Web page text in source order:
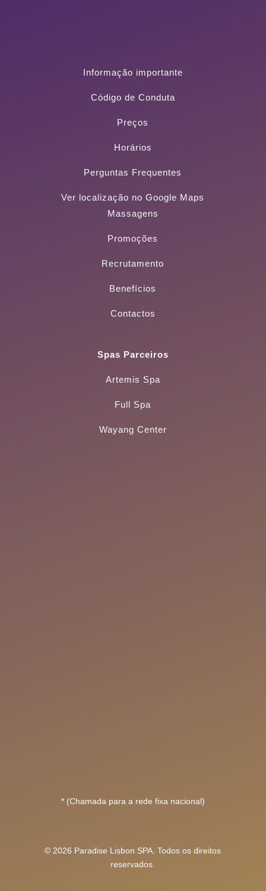
Informação importante
Código de Conduta
Preços
Horários
Perguntas Frequentes
Ver localização no Google Maps
Massagens
Promoções
Recrutamento
Benefícios
Contactos
Spas Parceiros
Artemis Spa
Full Spa
Wayang Center
* (Chamada para a rede fixa nacional)
© 2026 Paradise Lisbon SPA. Todos os direitos
reservados.